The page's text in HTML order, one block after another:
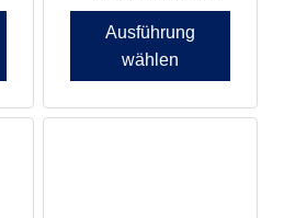
Ausführung
wählen